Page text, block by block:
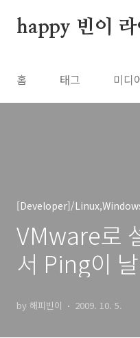
happy 빈이 라
홈 태그 미디
[Developer]/
VMware로
서 Ping이
by 해피빈이 2009. 10. 5.